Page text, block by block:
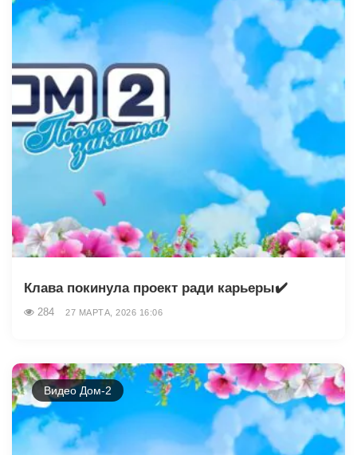
Клава покинула проект ради карьеры✔️
284 27 МАРТА, 2026 16:06
Видео Дом-2